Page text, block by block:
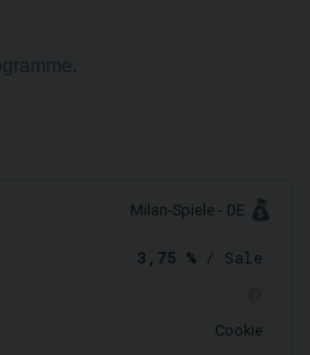
Milan-Spiele - DE
3,75 % / Sale
Cookie